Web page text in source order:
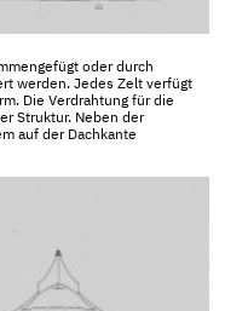
oder durch
werden. Jedes Zelt verfügt
Die Verdrahtung für die
Struktur. Neben der
auf der Dachkante